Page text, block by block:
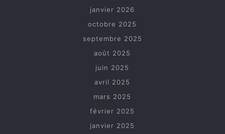
janvier 2026
octobre 2025
septembre 2025
août 2025
juin 2025
avril 2025
mars 2025
février 2025
janvier 2025